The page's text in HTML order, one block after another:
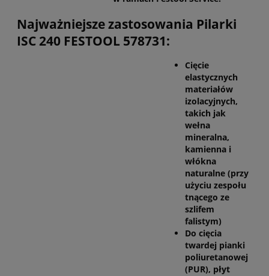
Najważniejsze zastosowania Pilarki
ISC 240 FESTOOL 578731:
Cięcie
elastycznych
materiałów
izolacyjnych,
takich jak
wełna
mineralna,
kamienna i
włókna
naturalne (przy
użyciu zespołu
tnącego ze
szlifem
falistym)
Do cięcia
twardej pianki
poliuretanowej
(PUR), płyt